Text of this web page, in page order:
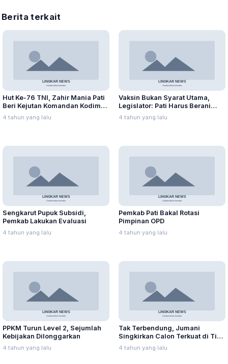
Berita terkait
Hut Ke-76 TNI, Zahir Mania Pati
Beri Kejutan Komandan Kodim
0718
4 tahun yang lalu
Vaksin Bukan Syarat Utama,
Legislator: Pati Harus Berani
Mulai PTM
4 tahun yang lalu
Sengkarut Pupuk Subsidi,
Pemkab Lakukan Evaluasi
4 tahun yang lalu
Pemkab Pati Bakal Rotasi
Pimpinan OPD
4 tahun yang lalu
PPKM Turun Level 2, Sejumlah
Kebijakan Dilonggarkan
4 tahun yang lalu
Tak Terbendung, Jumani
Singkirkan Calon Terkuat di Tiga
Besar
4 tahun yang lalu